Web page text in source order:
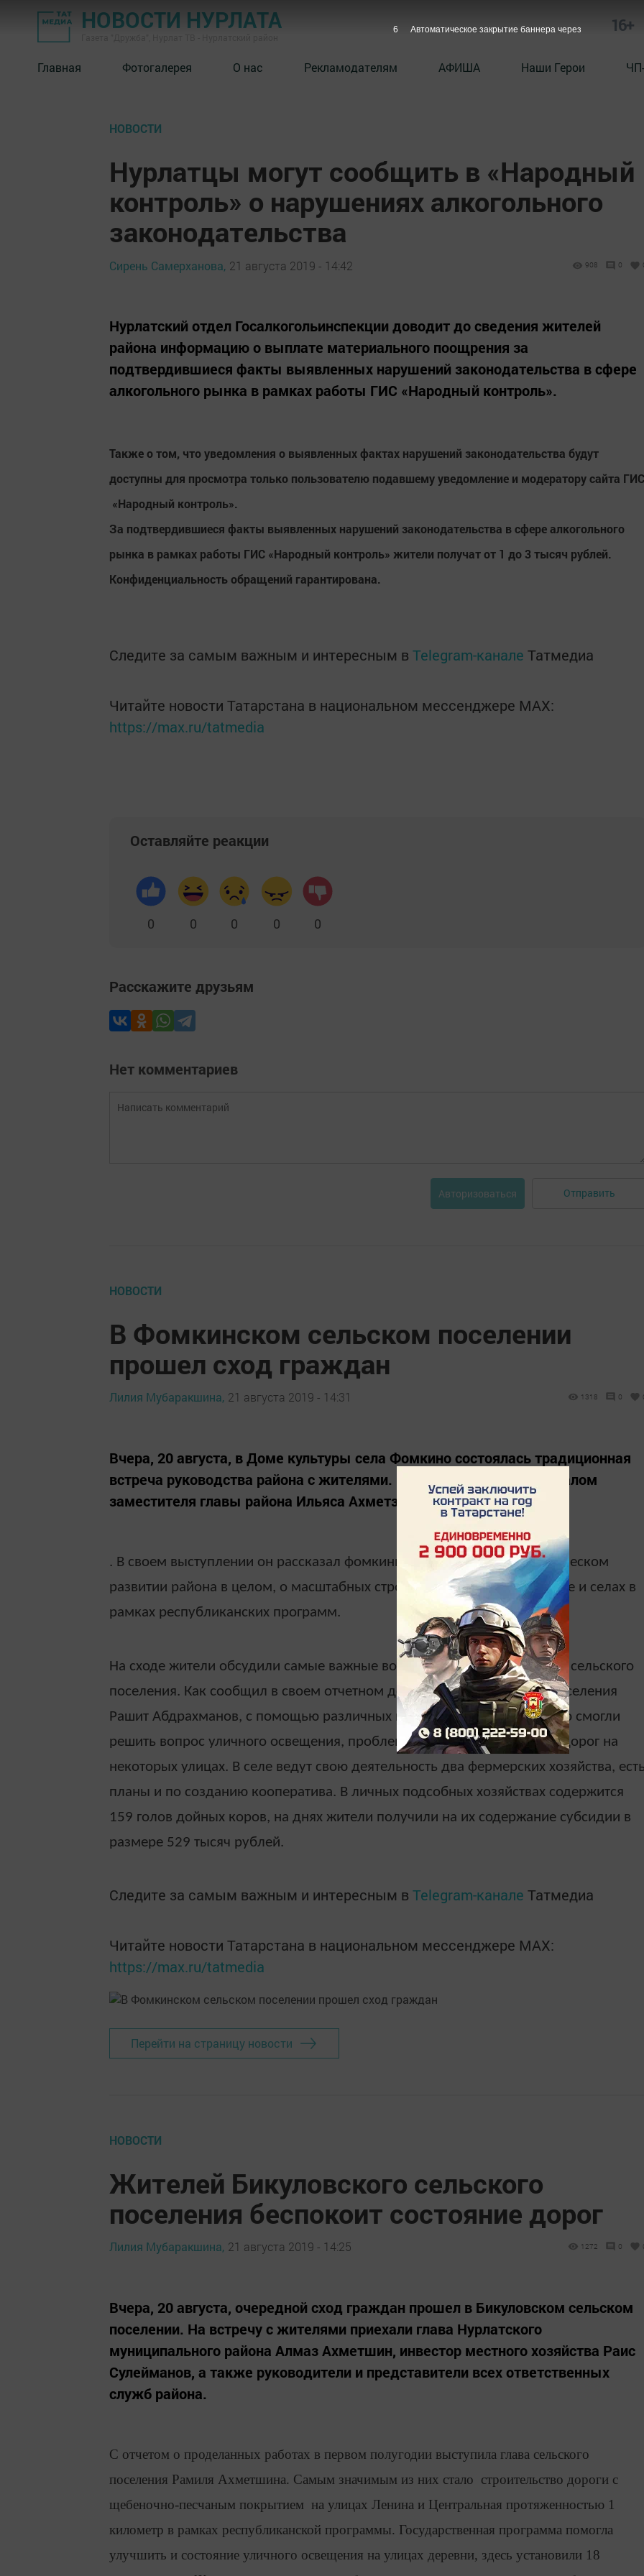
НОВОСТИ НУРЛАТА 16+
Главная Фотогалерея О нас Рекламодателям АФИША Наши Герои
НОВОСТИ
Нурлатцы могут сообщить в «Народный
контроль» о нарушениях алкогольного
законодательства
Сирень Самерханова, 21 августа 2019 - 14:42 908 0
Нурлатский отдел Госалкогольинспекции доводит до сведения жителей
района информацию о выплате материального поощрения за
подтвердившиеся факты выявленных нарушений законодательства в сфере
алкогольного рынка в рамках работы ГИС «Народный контроль».
Также о том, что уведомления о выявленных фактах нарушений законодательства будут
доступны для просмотра только пользователю подавшему уведомление и модератору сайта ГИС
«Народный контроль».
За подтвердившиеся факты выявленных нарушений законодательства в сфере алкогольного
рынка в рамках работы ГИС «Народный контроль» жители получат от 1 до 3 тысяч рублей.
Конфиденциальность обращений гарантирована.
Следите за самым важным и интересным в Telegram-канале Татмедиа
Читайте новости Татарстана в национальном мессенджере MАХ:
https://max.ru/tatmedia
Оставляйте реакции
0 0 0 0 0
Расскажите друзьям
Нет комментариев
Авторизоваться Отправить
НОВОСТИ
В Фомкинском сельском поселении
прошел сход граждан
Лилия Мубаракшина, 21 августа 2019 - 14:31 1318 0
Вчера, 20 августа, в Доме культуры села Фомкино состоялась традиционная
встреча руководства района с жителями. Встреча прошла под началом
заместителя главы района Ильяса Ахметзянова.
. В своем выступлении он рассказал фомкинцам о социально-экономическом
развитии района в целом, о масштабных строительных работах в городе и селах в
рамках республиканских программ.
На сходе жители обсудили самые важные вопросы, касающиеся жизни сельского
поселения. Как сообщил в своем отчетном докладе глава сельского поселения
Рашит Абдрахманов, с помощью различных программ здесь полностью смогли
решить вопрос уличного освещения, проблемным остается состояние дорог на
некоторых улицах. В селе ведут свою деятельность два фермерских хозяйства,
планы и по созданию кооператива. В личных подсобных хозяйствах содержится
159 голов дойных коров, на днях жители получили на их содержание субсидии в
размере 529 тысяч рублей.
Следите за самым важным и интересным в Telegram-канале Татмедиа
Читайте новости Татарстана в национальном мессенджере MАХ:
https://max.ru/tatmedia
Перейти на страницу новости
НОВОСТИ
Жителей Бикуловского сельского
поселения беспокоит состояние дорог
Лилия Мубаракшина, 21 августа 2019 - 14:25 1272 0
Вчера, 20 августа, очередной сход граждан прошел в Бикуловском сельском
поселении. На встречу с жителями приехали глава Нурлатского
муниципального района Алмаз Ахметшин, инвестор местного хозяйства Раис
Сулейманов, а также руководители и представители всех ответственных
служб района.
С отчетом о проделанных работах в первом полугодии выступила глава сельского
поселения Рамиля Ахметшина. Самым значимым из них стало строительство дороги с
щебеночно-песчаным покрытием на улицах Ленина и Центральная протяженностью 1
километр в рамках республиканской программы. Государственная программа помогла
улучшить и состояние уличного освещения на улицах деревни, здесь установили 18
5 Автоматическое закрытие баннера через